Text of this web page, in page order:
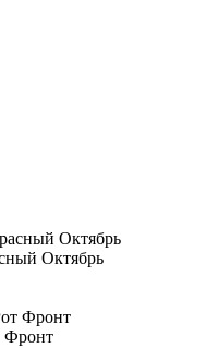
Октябрь
Фронт